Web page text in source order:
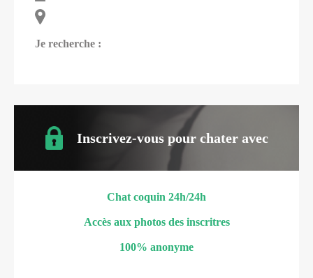
Je recherche :
Inscrivez-vous pour chater avec
Chat coquin 24h/24h
Accès aux photos des inscritres
100% anonyme